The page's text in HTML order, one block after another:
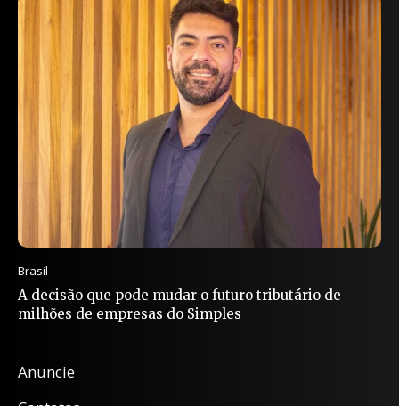
Brasil
A decisão que pode mudar o futuro tributário de
milhões de empresas do Simples
Anuncie